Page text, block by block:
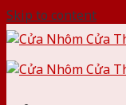
Skip to content